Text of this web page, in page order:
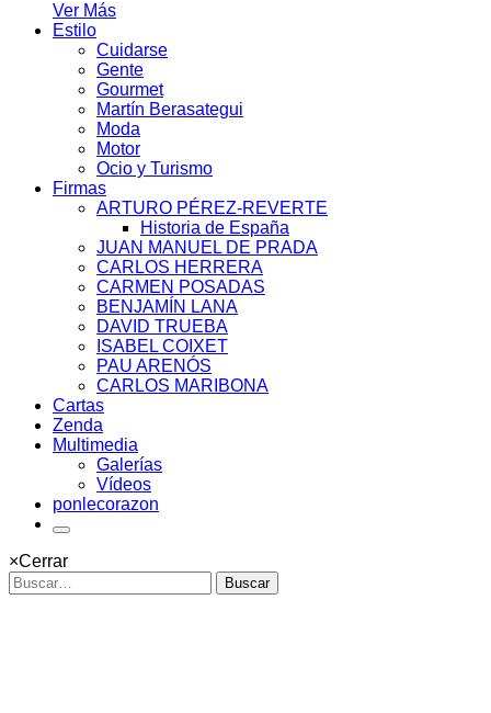
Ver Más
Estilo
Cuidarse
Gente
Gourmet
Martín Berasategui
Moda
Motor
Ocio y Turismo
Firmas
ARTURO PÉREZ-REVERTE
Historia de España
JUAN MANUEL DE PRADA
CARLOS HERRERA
CARMEN POSADAS
BENJAMÍN LANA
DAVID TRUEBA
ISABEL COIXET
PAU ARENÓS
CARLOS MARIBONA
Cartas
Zenda
Multimedia
Galerías
Vídeos
ponlecorazon
×Cerrar
Buscar